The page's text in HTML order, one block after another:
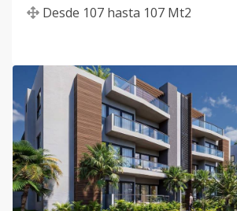
Desde 107 hasta 107 Mt2